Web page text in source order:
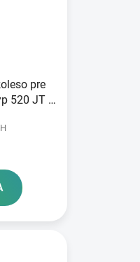
pre
520 JT -